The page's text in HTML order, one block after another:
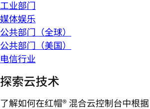
工业部门
媒体娱乐
公共部门（全球）
公共部门（美国）
电信行业
探索云技术
了解如何在红帽® 混合云控制台中根